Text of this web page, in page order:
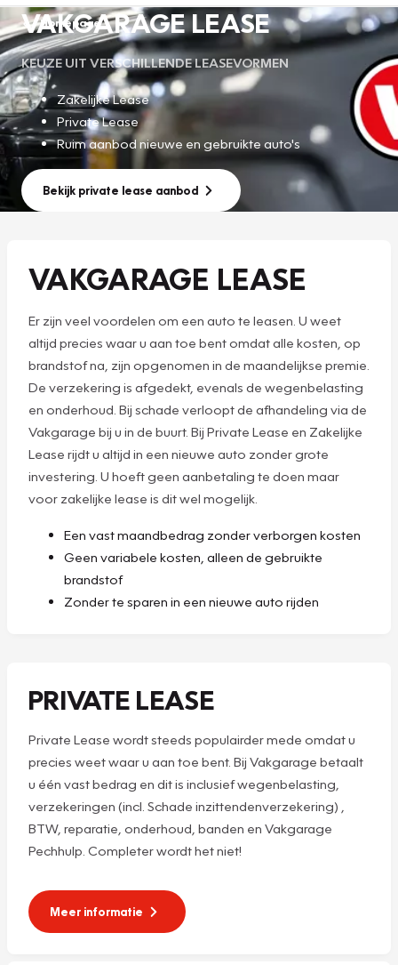
Homepage
VAKGARAGE LEASE
KEUZE UIT VERSCHILLENDE LEASEVORMEN
Zakelijke Lease
Private Lease
Ruim aanbod nieuwe en gebruikte auto's
Bekijk private lease aanbod
VAKGARAGE LEASE
Er zijn veel voordelen om een auto te leasen. U weet
altijd precies waar u aan toe bent omdat alle kosten, op
brandstof na, zijn opgenomen in de maandelijkse premie.
De verzekering is afgedekt, evenals de wegenbelasting
en onderhoud. Bij schade verloopt de afhandeling via de
Vakgarage bij u in de buurt. Bij Private Lease en Zakelijke
Lease rijdt u altijd in een nieuwe auto zonder grote
investering. U hoeft geen aanbetaling te doen maar
voor zakelijke lease is dit wel mogelijk.
Een vast maandbedrag zonder verborgen kosten
Geen variabele kosten, alleen de gebruikte
brandstof
Zonder te sparen in een nieuwe auto rijden
PRIVATE LEASE
Private Lease wordt steeds populairder mede omdat u
precies weet waar u aan toe bent. Bij Vakgarage betaalt
u één vast bedrag en dit is inclusief wegenbelasting,
verzekeringen (incl. Schade inzittendenverzekering) ,
BTW, reparatie, onderhoud, banden en Vakgarage
Pechhulp. Completer wordt het niet!
Meer informatie